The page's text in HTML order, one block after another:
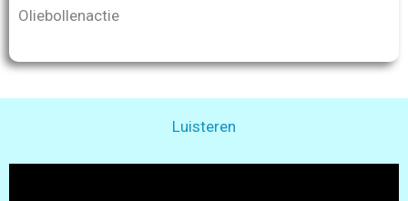
Oliebollenactie
Luisteren